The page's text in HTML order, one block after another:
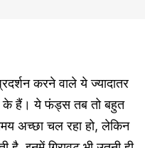
करने वाले ये ज्यादातर
के हैं। ये फंड्स तब तो बहुत
अच्छा चल रहा हो, लेकिन